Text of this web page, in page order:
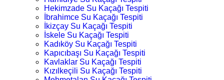
Hekimzade Su Kaçağı Tespiti
İbrahimce Su Kaçağı Tespiti
İkizçay Su Kaçağı Tespiti
İskele Su Kaçağı Tespiti
Kadıköy Su Kaçağı Tespiti
Kapıcıbaşı Su Kaçağı Tespiti
Kavlaklar Su Kaçağı Tespiti
Kızılkeçili Su Kaçağı Tespiti